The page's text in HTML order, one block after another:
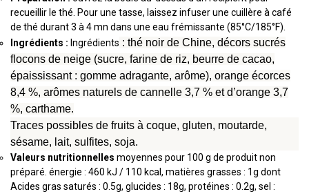
recueillir le thé. Pour une tasse, laissez infuser une cuillère à café
de thé durant 3 à 4 mn dans une eau frémissante (85°C/185°F).
Ingrédients : Ingrédients : thé noir de Chine, décors sucrés
flocons de neige (sucre, farine de riz, beurre de cacao,
épaississant : gomme adragante, arôme), orange écorces
8,4 %, arômes naturels de cannelle 3,7 % et d’orange 3,7
%, carthame.
Traces possibles de fruits à coque, gluten, moutarde,
sésame, lait, sulfites, soja.
Valeurs nutritionnelles moyennes pour 100 g de produit non
préparé. énergie : 460 kJ / 110 kcal, matières grasses : 1g dont
Acides gras saturés : 0.5g, glucides : 18g, protéines : 0.2g, sel :